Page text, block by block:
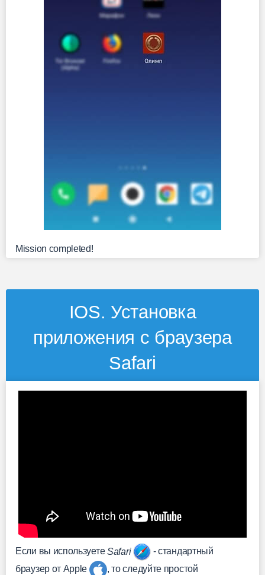
Mission completed!
IOS. Установка
приложения с браузера
Safari
Если вы используетеSafari
- стандартный
браузер от Apple
, то следуйте простой